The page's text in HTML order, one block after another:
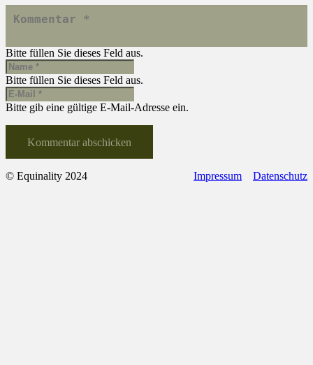
Bitte füllen Sie dieses Feld aus.
Bitte füllen Sie dieses Feld aus.
Bitte gib eine gültige E-Mail-Adresse ein.
Kommentar abschicken
© Equinality 2024 Impressum Datenschutz